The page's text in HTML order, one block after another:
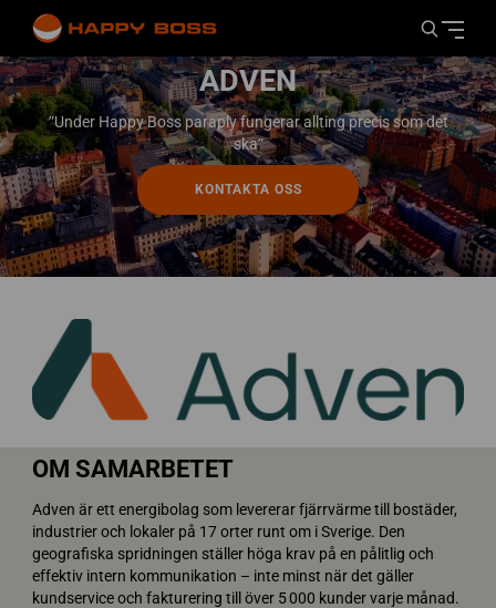
ADVEN
”Under Happy Boss paraply fungerar allting precis som det
ska”
KONTAKTA OSS
OM SAMARBETET
Adven är ett energibolag som levererar fjärrvärme till bostäder,
industrier och lokaler på 17 orter runt om i Sverige. Den
geografiska spridningen ställer höga krav på en pålitlig och
effektiv intern kommunikation – inte minst när det gäller
kundservice och fakturering till över 5 000 kunder varje månad.